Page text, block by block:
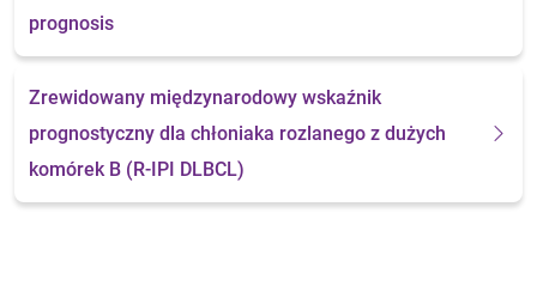
prognosis
Zrewidowany międzynarodowy wskaźnik
prognostyczny dla chłoniaka rozlanego z dużych
komórek B (R-IPI DLBCL)